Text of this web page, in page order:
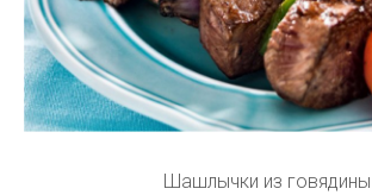
Шашлычки из говядины